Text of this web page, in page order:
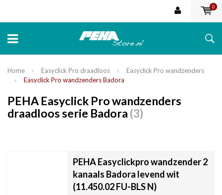
0
Home Easyclick Pro draadloos
Easyclick Pro wandzenders
Easyclick Pro wandzenders Badora
PEHA Easyclick Pro wandzenders
draadloos serie Badora (3)
PEHA Easyclickpro wandzender 2
kanaals Badora levend wit
(11.450.02 FU-BLS N)